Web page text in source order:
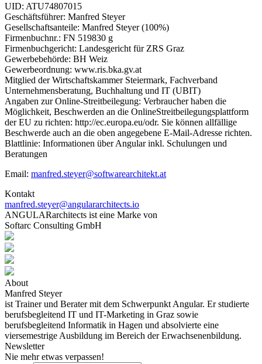
UID: ATU74807015
Geschäftsführer: Manfred Steyer
Gesellschaftsanteile: Manfred Steyer (100%)
Firmenbuchnr.: FN 519830 g
Firmenbuchgericht: Landesgericht für ZRS Graz
Gewerbebehörde: BH Weiz
Gewerbeordnung: www.ris.bka.gv.at
Mitglied der Wirtschaftskammer Steiermark, Fachverband
Unternehmensberatung, Buchhaltung und IT (UBIT)
Angaben zur Online-Streitbeilegung: Verbraucher haben die
Möglichkeit, Beschwerden an die OnlineStreitbeilegungsplattform
der EU zu richten: http://ec.europa.eu/odr. Sie können allfällige
Beschwerde auch an die oben angegebene E-Mail-Adresse richten.
Blattlinie: Informationen über Angular inkl. Schulungen und
Beratungen
Email: manfred.steyer@softwarearchitekt.at
Kontakt
manfred.steyer@angulararchitects.io
ANGULARarchitects ist eine Marke von
Softarc Consulting GmbH
About
Manfred Steyer
ist Trainer und Berater mit dem Schwerpunkt Angular. Er studierte
berufsbegleitend IT und IT-Marketing in Graz sowie
berufsbegleitend Informatik in Hagen und absolvierte eine
viersemestrige Ausbildung im Bereich der Erwachsenenbildung.
Newsletter
Nie mehr etwas verpassen!